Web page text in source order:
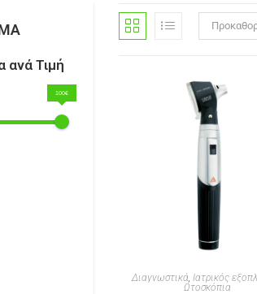
ανά Τιμή
100€
Διαγνωστικά,Ιατρικός
Ωτοσκόπια